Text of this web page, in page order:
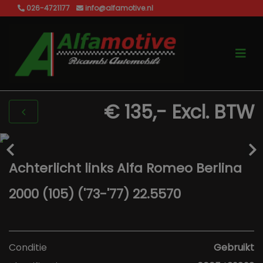
026-4721177 info@alfamotive.nl
€ 135,- Excl. BTW
Achterlicht links Alfa Romeo Berlina
2000 (105) ('73-'77) 22.5570
Conditie
Gebruikt